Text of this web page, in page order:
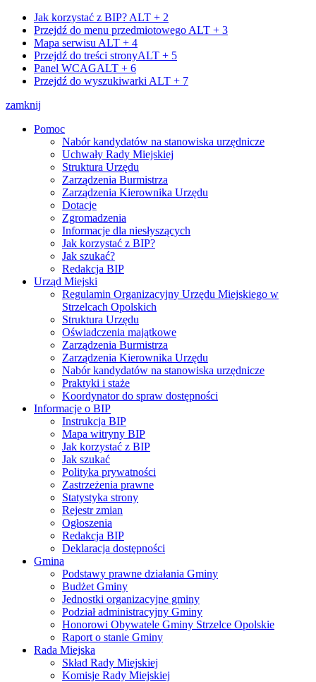
Jak korzystać z BIP? ALT + 2
Przejdź do menu przedmiotowego ALT + 3
Mapa serwisu ALT + 4
Przejdź do treści stronyALT + 5
Panel WCAGALT + 6
Przejdź do wyszukiwarki ALT + 7
zamknij
Pomoc
Nabór kandydatów na stanowiska urzędnicze
Uchwały Rady Miejskiej
Struktura Urzędu
Zarządzenia Burmistrza
Zarządzenia Kierownika Urzędu
Dotacje
Zgromadzenia
Informacje dla niesłyszących
Jak korzystać z BIP?
Jak szukać?
Redakcja BIP
Urząd Miejski
Regulamin Organizacyjny Urzędu Miejskiego w
Strzelcach Opolskich
Struktura Urzędu
Oświadczenia majątkowe
Zarządzenia Burmistrza
Zarządzenia Kierownika Urzędu
Nabór kandydatów na stanowiska urzędnicze
Praktyki i staże
Koordynator do spraw dostępności
Informacje o BIP
Instrukcja BIP
Mapa witryny BIP
Jak korzystać z BIP
Jak szukać
Polityka prywatności
Zastrzeżenia prawne
Statystyka strony
Rejestr zmian
Ogłoszenia
Redakcja BIP
Deklaracja dostępności
Gmina
Podstawy prawne działania Gminy
Budżet Gminy
Jednostki organizacyjne gminy
Podział administracyjny Gminy
Honorowi Obywatele Gminy Strzelce Opolskie
Raport o stanie Gminy
Rada Miejska
Skład Rady Miejskiej
Komisje Rady Miejskiej